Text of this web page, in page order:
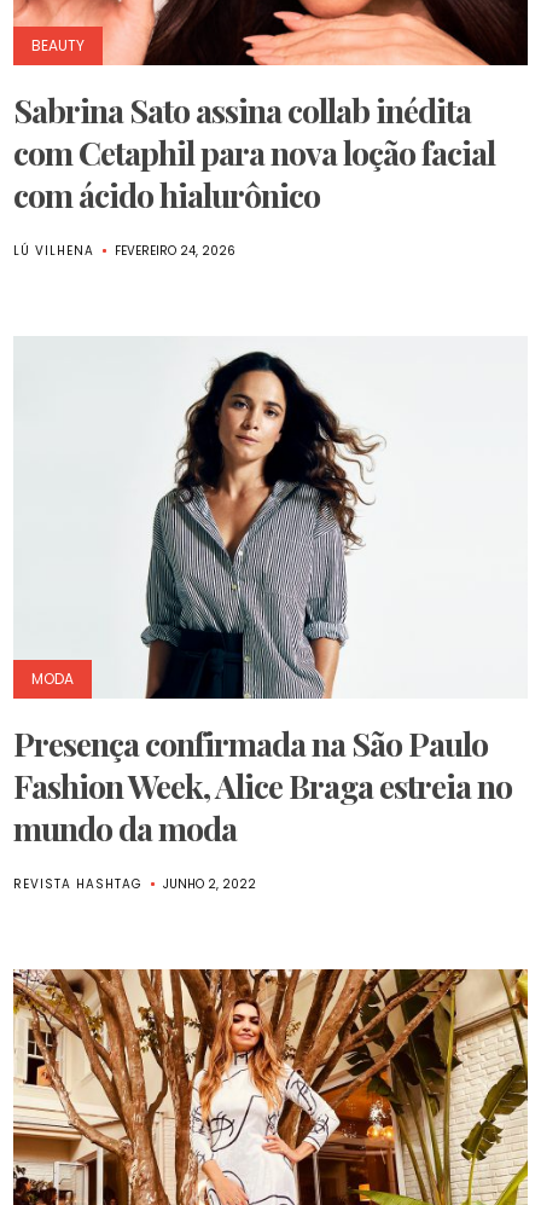
BEAUTY
Sabrina Sato assina collab inédita
com Cetaphil para nova loção facial
com ácido hialurônico
LÚ VILHENA FEVEREIRO 24, 2026
MODA
Presença confirmada na São Paulo
Fashion Week, Alice Braga estreia no
mundo da moda
REVISTA HASHTAG JUNHO 2, 2022